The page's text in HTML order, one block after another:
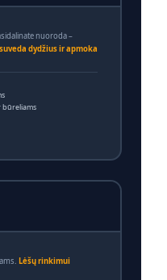
nuoroda –
dydžius ir apmoka
būreliams
Lėšų rinkimui